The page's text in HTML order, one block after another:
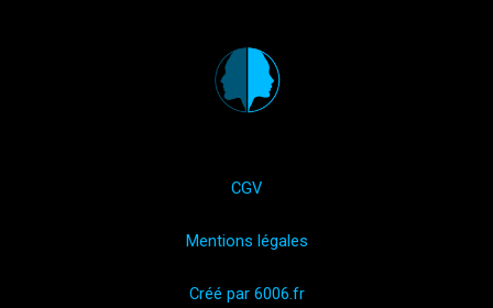
CGV
Mentions légales
Créé par 6006.fr